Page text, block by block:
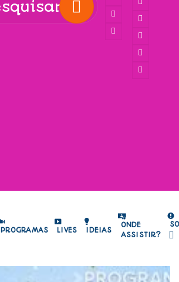
PROGRAMAS LIVES IDEIAS
ONDE
ASSISTIR?